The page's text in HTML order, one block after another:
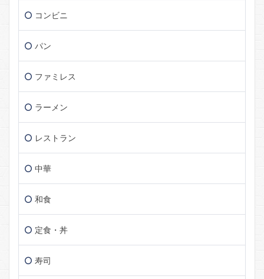
コンビニ
パン
ファミレス
ラーメン
レストラン
中華
和食
定食・丼
寿司